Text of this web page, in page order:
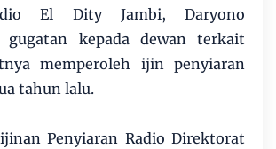
El Dity Jambi, Daryono
gugatan kepada dewan terkait
memperoleh ijin penyiaran
tahun lalu.
Penyiaran Radio Direktorat